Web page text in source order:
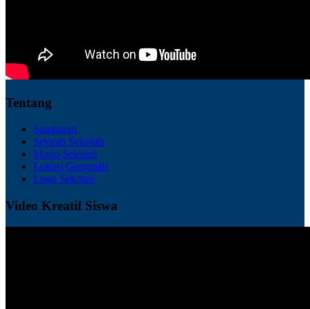
Tentang
Sambutan
Sejarah Sekolah
Motto Sekolah
Lokasi Geografis
Logo Sekolah
Video Kreatif Siswa